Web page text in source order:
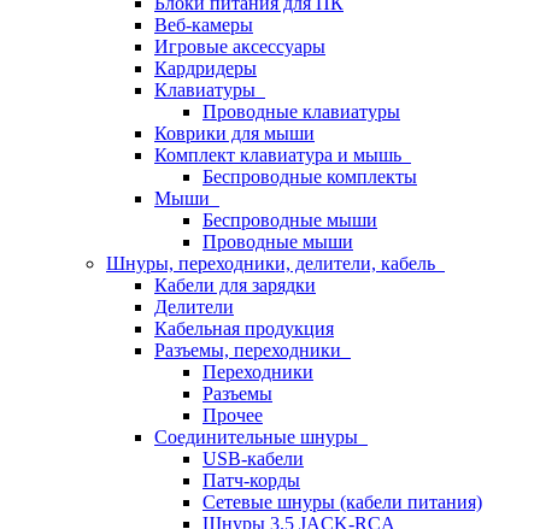
Веб-камеры
Игровые аксессуары
Кардридеры
Клавиатуры
Проводные клавиатуры
Коврики для мыши
Комплект клавиатура и мышь
Беспроводные комплекты
Мыши
Беспроводные мыши
Проводные мыши
Шнуры, переходники, делители, кабель
Кабели для зарядки
Делители
Кабельная продукция
Разъемы, переходники
Переходники
Разъемы
Прочее
Соединительные шнуры
USB-кабели
Патч-корды
Сетевые шнуры (кабели питания)
Шнуры 3.5 JACK-RCA